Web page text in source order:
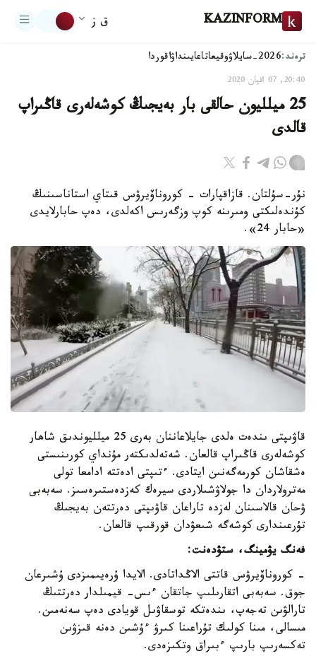
KAZINFORM ق ز
ترەند:2026-سايلاۋ وقيعاتاعايىنداۋاقوردا
20:40, 07 اقپان 2020
25 ميلليون حالقى بار بەيجىڭ كوشەلەرى قاڭىراپ
قالدى
نۇر-سۇلتان. قازاقپارات – كوروناۆيرۋس قىتاي استاناسىنىڭ
كۇندەلىكتى ومىرىنە كوپ وزگەرىس اكەلدى، دەپ حابارلايدى
«حابار 24».
قاۋىپتى ىندەت ەلدى جايلاعاننان بەرى 25 ميلليوندىق شاھار
كوشەلەرى قاڭىراپ قالعان. شەتەلدىكتەر مۇنداي كورىنىستى
ەشقاشان كورمەگەنىن ايتادى. ءتىپتى ادەتتە ادامعا تولى
مەترولاردان دا جولاۋشىلاردى سيرەك كەزدەستىرەسىز. سەبەبى
ۋحان قالاسىنان لەزدە تاراعان قاۋىپتى دەرتتەن بەيجىڭ
تۇرعىندارى كوشەگە شىعۋدان قورقىپ قالعان.
فەنگ يۋمينگ، ستۋدەنت:
- كوروناۆيرۋس قاتتى الاڭداتادى. الايدا ۇرەيىمىزدى ۇشىرعان
جوق. سەبەبى اتقارىلىپ جاتقان ءىس- قيمىلدار دەرتتىڭ
تارالۋىن تەجەپ، ىندەتكە توسقاۋىل قويادى دەپ سەنەمىن.
مىسالى، مىنا كولىك تۇراعىنا كىرۋ ءۇشىن دەنە قىزۋىن
تەكسەرىپ بارىپ ءبىراق وتكىزەدى.